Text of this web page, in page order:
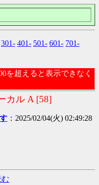
301- 401- 501- 601- 701-
を超えると表示できなく
カル A [58]
：2025/02/04(火) 02:49:28